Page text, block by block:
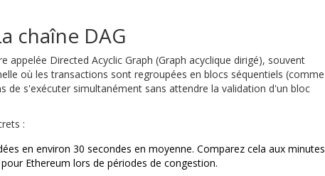
chaîne DAG
appelée Directed Acyclic Graph (Graph acyclique dirigé), souvent
où les transactions sont regroupées en blocs séquentiels (comme
de s'exécuter simultanément sans attendre la validation d'un bloc
:
en environ 30 secondes en moyenne. Comparez cela aux minutes
Ethereum lors de périodes de congestion.